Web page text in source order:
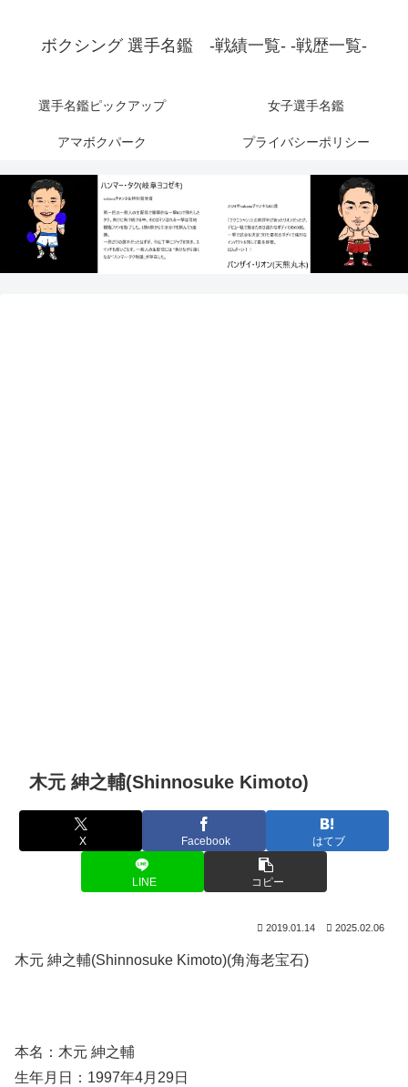
ボクシング 選手名鑑 -戦績一覧- -戦歴一覧-
選手名鑑ピックアップ 女子選手名鑑
アマボクパーク プライバシーポリシー
木元 紳之輔(Shinnosuke Kimoto)
X Facebook はてブ
LINE コピー
2019.01.14 2025.02.06
木元 紳之輔(Shinnosuke Kimoto)(角海老宝石)
本名：木元 紳之輔
生年月日：1997年4月29日